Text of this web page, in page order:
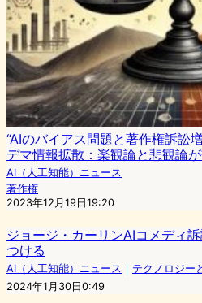
“AIのバイアス問題と著作権訴訟
デマ情報拡散：楽観論と悲観論
AI（人工知能）ニュース
著作権
2023年12月19日19:20
ジョージ・カーリンAIコメディ
つける
AI（人工知能）ニュース ｜ テクノロジー
2024年1月30日0:49